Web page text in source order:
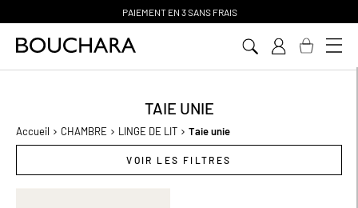
PAIEMENT EN 3 SANS FRAIS
TAIE UNIE
Accueil CHAMBRE LINGE DE LIT Taie unie
VOIR LES FILTRES